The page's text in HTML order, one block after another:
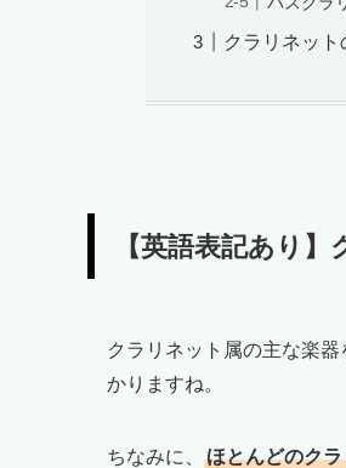
クラリネッ
【英語表記あり
クラリネット属の主な楽
かりますね。
ちなみに、 ほとんどのク